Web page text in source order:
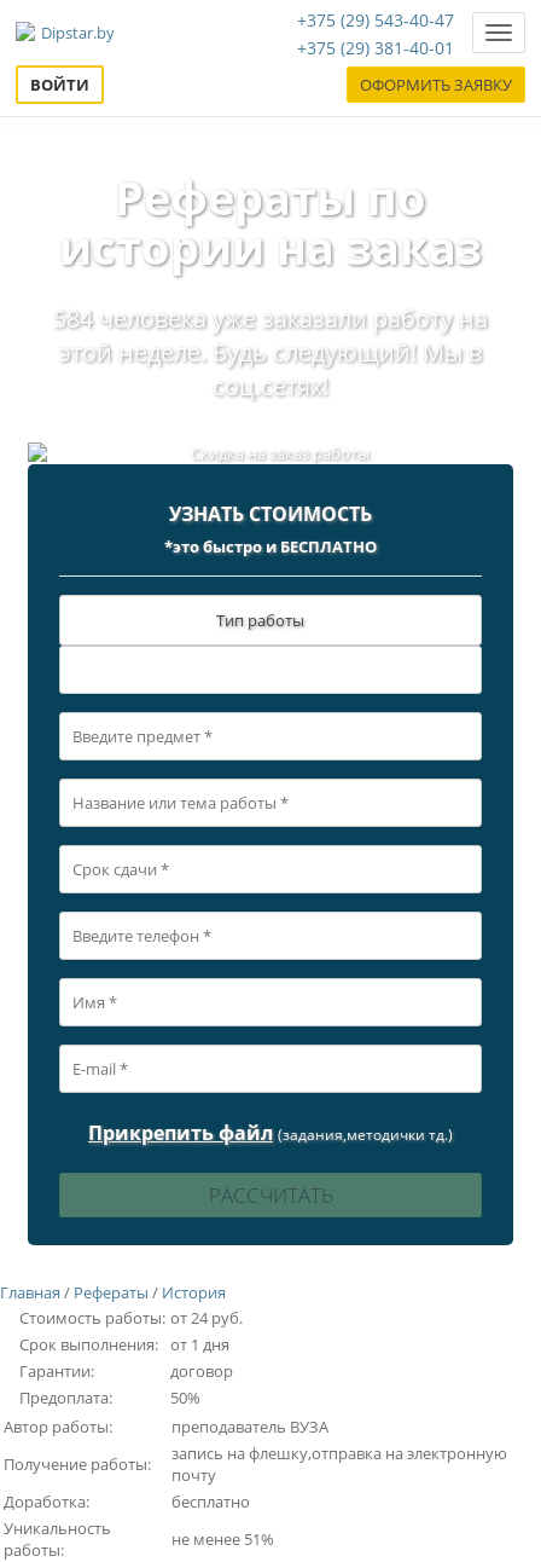
+375 (29) 543-40-47
+375 (29) 381-40-01
ВОЙТИ ОФОРМИТЬ ЗАЯВКУ
Рефераты по
истории на заказ
584 человека уже заказали работу на
этой неделе. Будь следующий! Мы в
соц.сетях!
УЗНАТЬ СТОИМОСТЬ
*это быстро и БЕСПЛАТНО
Тип работы
Прикрепить файл (задания,методички тд.)
Главная / Рефераты / История
Стоимость работы: от 24 руб.
Срок выполнения: от 1 дня
Гарантии:
договор
Предоплата:
50%
Автор работы:
преподаватель ВУЗА
Получение работы:
запись на флешку,отправка на электронную
почту
Доработка:
бесплатно
Уникальность
работы:
не менее 51%